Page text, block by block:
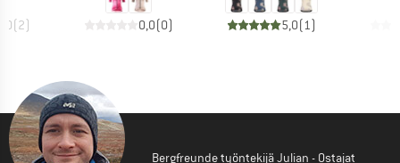
(2) 0,0(0) 5,0(1)
Bergfreunde työntekijä Julian - Ostajat